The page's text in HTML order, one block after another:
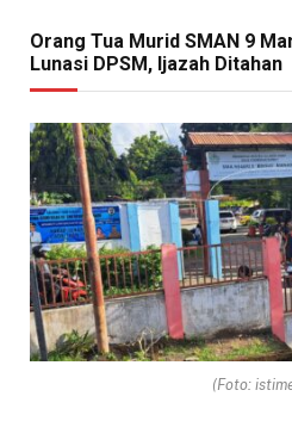
Orang Tua Murid SMAN 9
Lunasi DPSM, Ijazah Ditahan
(Foto: